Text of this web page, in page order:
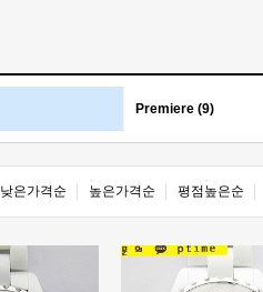
Premiere (9)
낮은가격순 높은가격순 평점높은순